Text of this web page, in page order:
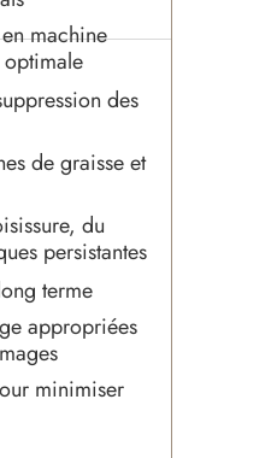
machine
des
de graisse et
du
persistantes
terme
appropriées
minimiser